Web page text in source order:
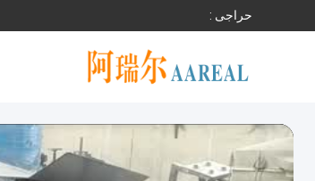
حراجی :